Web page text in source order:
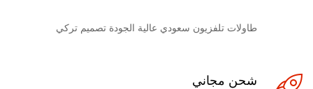
طاولات تلفزيون سعودي عالية الجودة تصميم تركي
شحن مجاني